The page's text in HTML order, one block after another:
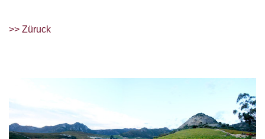
>> Züruck